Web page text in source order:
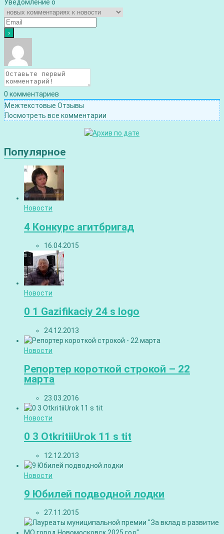
Уведомление о
0 комментариев
Межтекстовые Отзывы
Посмотреть все комментарии
Популярное
Новости
4 Конкурс агитбригад
16.04.2015
Новости
0 1 Gazifikaciy 24 s logo
24.12.2013
Новости
Репортер короткой строкой – 22
марта
23.03.2016
Новости
0 3 OtkritiiUrok 11 s tit
12.12.2013
Новости
9 Юбилей подводной лодки
27.11.2015